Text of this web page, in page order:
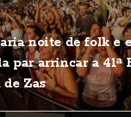
noite de folk e
par arrincar a 41ª
Zas